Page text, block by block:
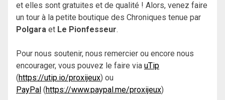
et elles sont gratuites et de qualité ! Alors, venez faire
un tour à la petite boutique des Chroniques tenue par
Polgara et Le Pionfesseur.
Pour nous soutenir, nous remercier ou encore nous
encourager, vous pouvez le faire via uTip
(https://utip.io/proxijeux) ou
PayPal (https://www.paypal.me/proxijeux)